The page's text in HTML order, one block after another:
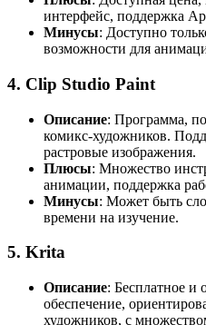
интерфейс, поддержка
Минусы: Доступно
возможности для
4. Clip Studio Paint
Описание: Программа,
комикс-художников.
растровые изображения.
Плюсы: Множество
анимации, поддержка
Минусы: Может быть
времени на изучение.
5. Krita
Описание: Бесплатное и
обеспечение,
художников, с